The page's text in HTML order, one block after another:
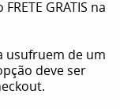
GRATIS na
usufruem de um
deve ser